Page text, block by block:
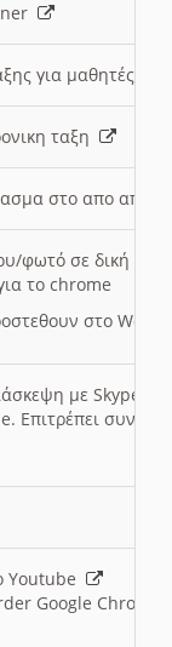
για μαθητές
ταξη
στο απο
φωτό σε δική
το chrome
στο Word
με Skype
Επιτρέπει
Youtube
Google Chrome